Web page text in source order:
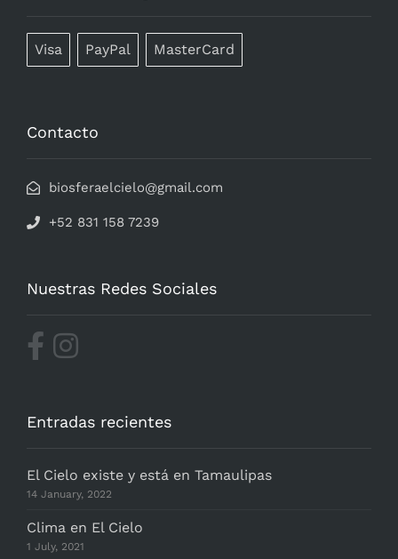
Visa PayPal MasterCard
Contacto
biosferaelcielo@gmail.com
+52 831 158 7239
Nuestras Redes Sociales
Entradas recientes
El Cielo existe y está en Tamaulipas
14 January, 2022
Clima en El Cielo
1 July, 2021